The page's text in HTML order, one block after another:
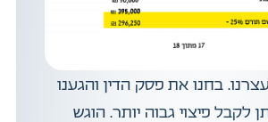
בחנו את פסק הדין והגענו
לקבל פיצוי גבוה יותר. הוגש